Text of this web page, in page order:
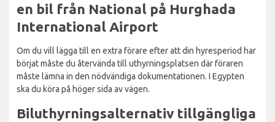
en bil från National på Hurghada
International Airport
Om du vill lägga till en extra förare efter att din hyresperiod har
börjat måste du återvända till uthyrningsplatsen där föraren
måste lämna in den nödvändiga dokumentationen. I Egypten
ska du köra på höger sida av vägen.
Biluthyrningsalternativ tillgängliga